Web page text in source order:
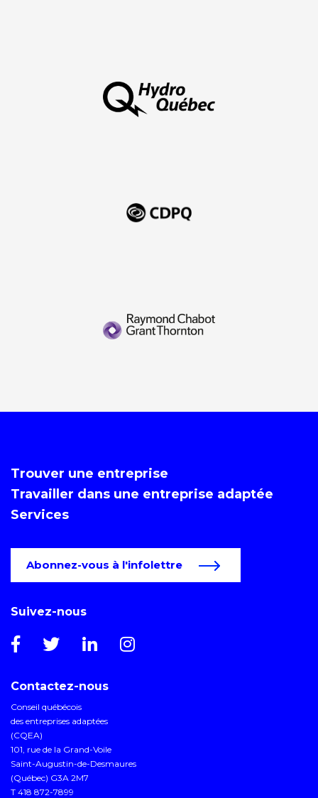
Trouver une entreprise
Travailler dans une entreprise adaptée
Services
Abonnez-vous à l'infolettre
Suivez-nous
Contactez-nous
Conseil québécois
des entreprises adaptées
(CQEA)
101, rue de la Grand-Voile
Saint-Augustin-de-Desmaures
(Québec) G3A 2M7
T 418 872-7899